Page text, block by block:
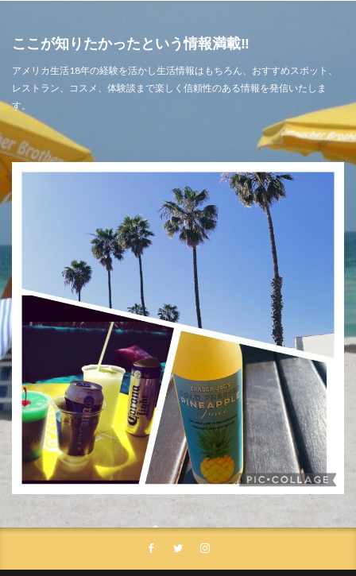
ここが知りたかったという情報満載‼
アメリカ生活18年の経験を活かし生活情報はもちろん、おすすめスポット、
レストラン、コスメ、体験談まで楽しく信頼性のある情報を発信いたしま
す。